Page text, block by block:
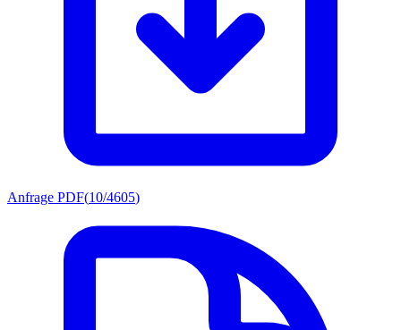
Anfrage PDF(10/4605)